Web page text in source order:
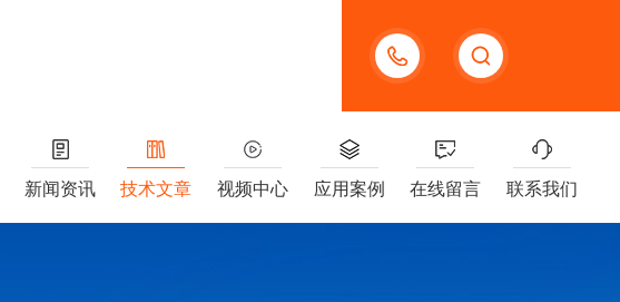
13391005955
新闻资讯 技术文章 视频中心 应用案例 在线留言 联系我们